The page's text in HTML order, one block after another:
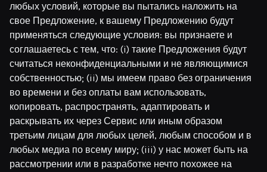
любых условий, которые вы пытались наложить на
свое Предложение, к вашему Предложению будут
применяться следующие условия: вы признаете и
соглашаетесь с тем, что: (i) такие Предложения будут
считаться неконфиденциальными и не являющимися
собственностью; (ii) мы имеем право без ограничения
во времени и без оплаты вам использовать,
копировать, распространять, адаптировать и
раскрывать их через Сервис или иным образом
третьим лицам для любых целей, любым способом и в
любых медиа по всему миру; (iii) у нас может быть на
рассмотрении или в разработке нечто похожее на